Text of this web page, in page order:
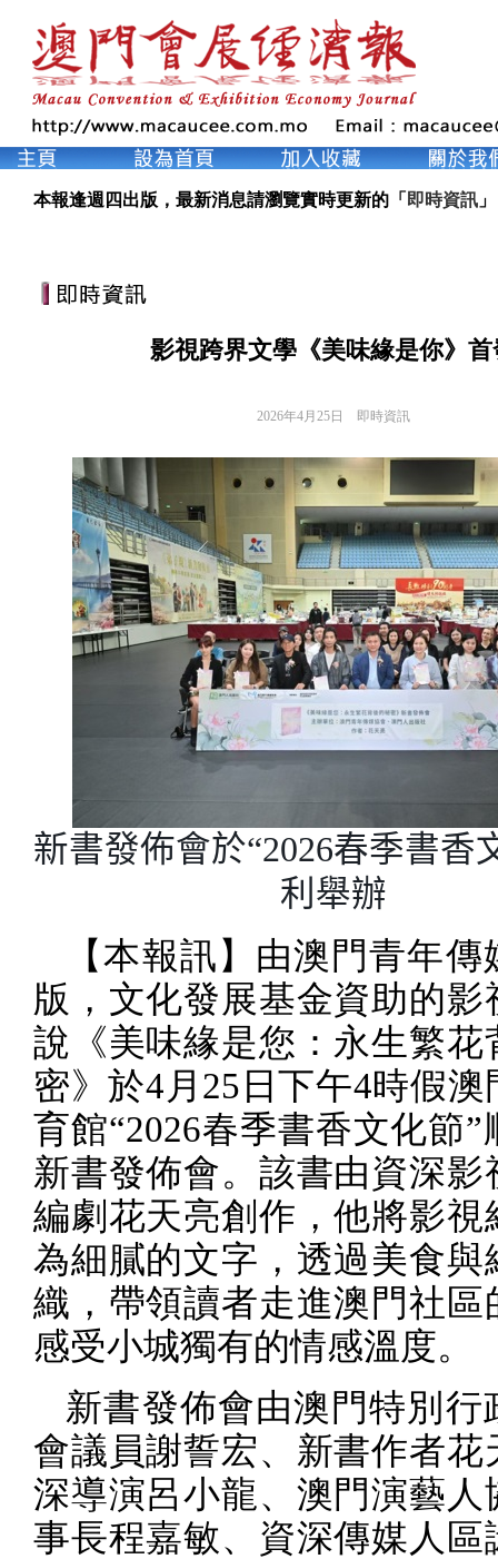
本報逢週四出版，最新消息請瀏覽實時更新的「 即時資訊 」
影視跨界文學《美味緣是你》首
2026年4月25日 即時資訊
新書發佈會於“2026春季書香
利舉辦
【本報訊】由澳門青年
版，文化發展基金資助的影
說《美味緣是您：永生繁花
密》於4 月 25 日下午4時假澳
育館“2026春季書香文化節”
新書發佈會。該書由資深影
編劇花天亮創作，他將影視
為細膩的文字，透過美食與
織，帶領讀者走進澳門社區
感受小城獨有的情感溫度。
新書發佈會由澳門特別行
會議員謝誓宏、新書作者花
深導演呂小龍、澳門演藝人
事長程嘉敏、資深傳媒人區